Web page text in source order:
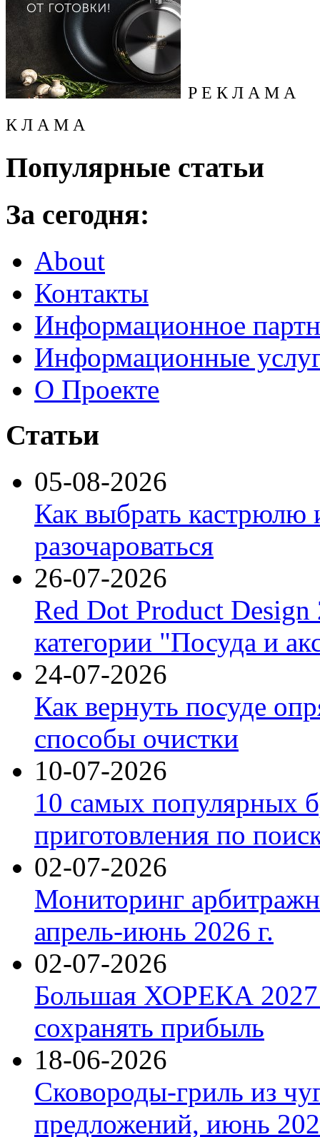
Р Е К Л А М А
К Л А М А
Популярные статьи
За сегодня:
About
Контакты
Информационное
Информационные
О Проекте
Статьи
05-08-2026
Как выбрать кастрюлю
разочароваться
26-07-2026
Red Dot Product Design
категории "Посуда и
24-07-2026
Как вернуть посуде
способы очистки
10-07-2026
10 самых популярных
приготовления по
02-07-2026
Мониторинг
апрель-июнь 2026 г.
02-07-2026
Большая ХОРЕКА 2027:
сохранять прибыль
18-06-2026
Сковороды-гриль из
предложений, июнь